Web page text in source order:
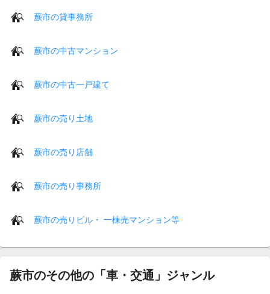
蕨市の貸事務所
蕨市の中古マンション
蕨市の中古一戸建て
蕨市の売り土地
蕨市の売り店舗
蕨市の売り事務所
蕨市の売りビル・ 一棟売マンション等
蕨市のその他の「車・交通」ジャンル